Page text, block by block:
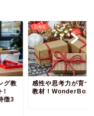
グ教
!
徴3
北海道
感性や思考力が育つ
教材！WonderBox